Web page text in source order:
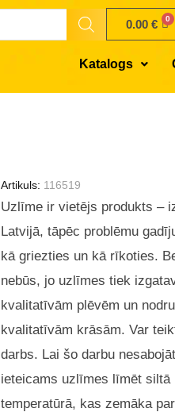
0.00€
Katalogs
Artikuls: 116519
Uzlīme ir vietējs produkts –
Latvijā, tāpēc problēmu
kā griezties un kā rīkoties.
nebūs, jo uzlīmes tiek
kvalitatīvām plēvēm un
kvalitatīvām krāsām. Var
darbs. Lai šo darbu
ieteicams uzlīmes līmēt siltā
temperatūrā, kas zemāka